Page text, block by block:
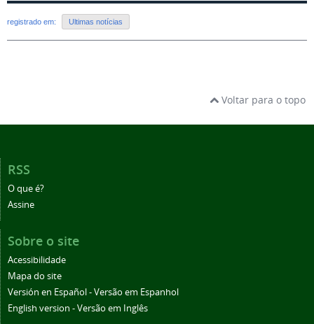
registrado em: Ultimas notícias
Voltar para o topo
RSS
O que é?
Assine
Sobre o site
Acessibilidade
Mapa do site
Versión en Español - Versão em Espanhol
English version - Versão em Inglês